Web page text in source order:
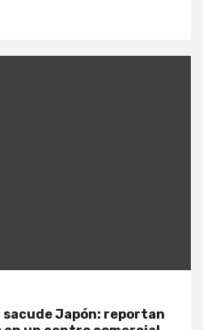
sacude Japón: reportan